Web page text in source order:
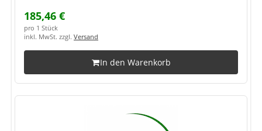
185,46 €
pro 1 Stück
inkl. MwSt. zzgl. Versand
In den Warenkorb